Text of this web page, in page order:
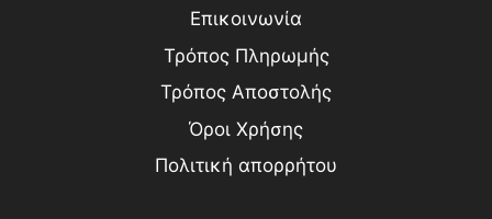
Επικοινωνία
Τρόπος Πληρωμής
Τρόπος Aποστολής
Όροι Χρήσης
Πολιτική απορρήτου